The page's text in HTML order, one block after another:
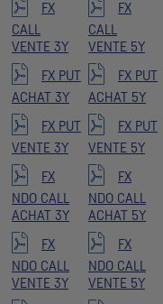
FX
CALL
VENTE 3Y
FX
CALL
VENTE 5Y
FX PUT
ACHAT 3Y
FX PUT
ACHAT 5Y
FX PUT
VENTE 3Y
FX PUT
VENTE 5Y
FX
NDO CALL
ACHAT 3Y
FX
NDO CALL
ACHAT 5Y
FX
NDO CALL
VENTE 3Y
FX
NDO CALL
VENTE 5Y